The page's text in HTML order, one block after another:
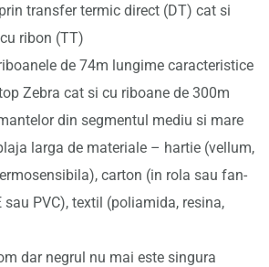
transfer termic direct (DT) cat si
ribon (TT)
de 74m lungime caracteristice
Zebra cat si cu riboane de 300m
din segmentul mediu si mare
larga de materiale – hartie (vellum,
carton (in rola sau fan-
sau PVC), textil (poliamida, resina,
dar negrul nu mai este singura